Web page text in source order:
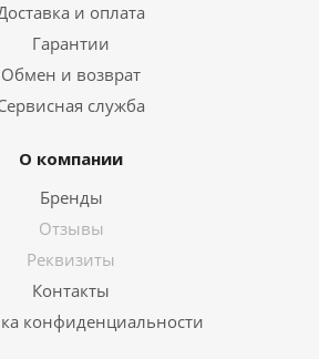
и оплата
Гарантии
Обмен и возврат
служба
О компании
Бренды
Отзывы
Реквизиты
Контакты
конфиденциальности